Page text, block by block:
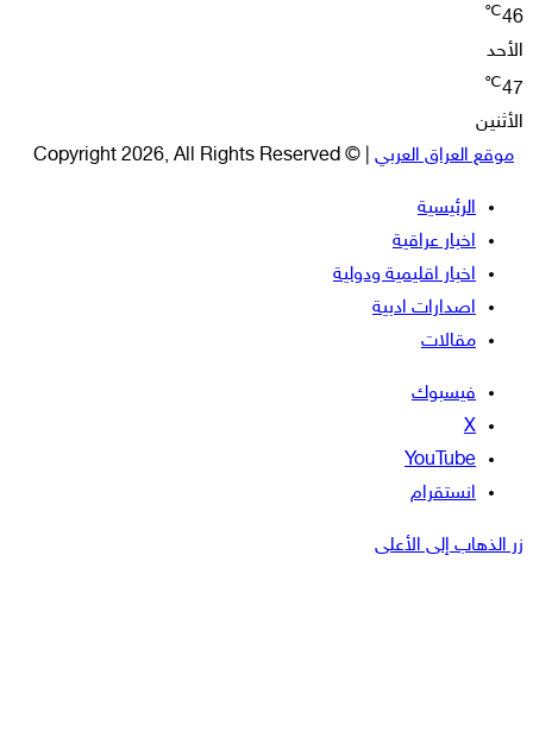
46
℃
الأحد
47
℃
الأثنين
موقع العراق العربي | © Copyright 2026, All Rights Reserved
الرئيسية
اخبار عراقية
اخبار اقليمية ودولية
اصدارات ادبية
مقالات
فيسبوك
‫X
‫YouTube
انستقرام
زر الذهاب إلى الأعلى